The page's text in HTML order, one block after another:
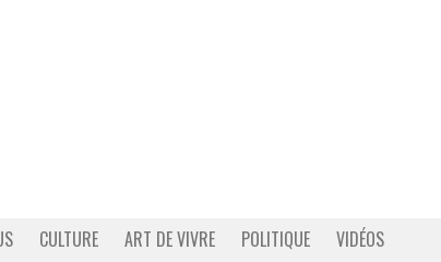
CULTURE ART DE VIVRE POLITIQUE VIDÉOS